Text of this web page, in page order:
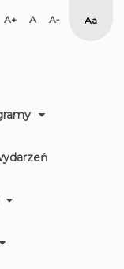
Set Set
Smaller
High